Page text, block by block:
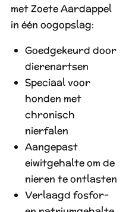
met Zoete Aardappel
in één oogopslag:
Goedgekeurd door
dierenartsen
Speciaal voor
honden met
chronisch
nierfalen
Aangepast
eiwitgehalte om de
nieren te ontlasten
Verlaagd fosfor-